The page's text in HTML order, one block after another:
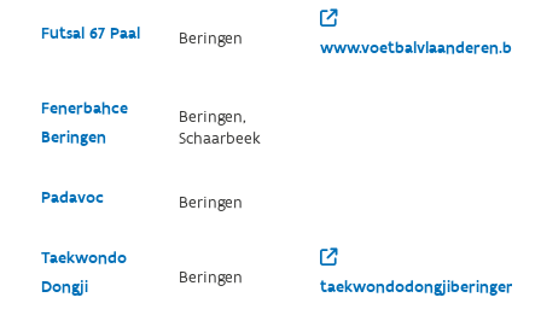
Futsal 67 Paal Beringen www.voetbalvlaanderen.be/
Fenerbahce
Beringen
Beringen,
Schaarbeek
Padavoc Beringen
Taekwondo
Dongji
Beringen